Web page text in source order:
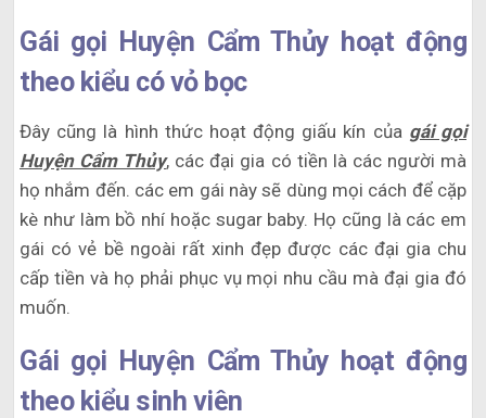
Gái gọi Huyện Cẩm Thủy hoạt động
theo kiểu có vỏ bọc
Đây cũng là hình thức hoạt động giấu kín của gái gọi
Huyện Cẩm Thủy, các đại gia có tiền là các người mà
họ nhắm đến. các em gái này sẽ dùng mọi cách để cặp
kè như làm bồ nhí hoặc sugar baby. Họ cũng là các em
gái có vẻ bề ngoài rất xinh đẹp được các đại gia chu
cấp tiền và họ phải phục vụ mọi nhu cầu mà đại gia đó
muốn.
Gái gọi Huyện Cẩm Thủy hoạt động
theo kiểu sinh viên